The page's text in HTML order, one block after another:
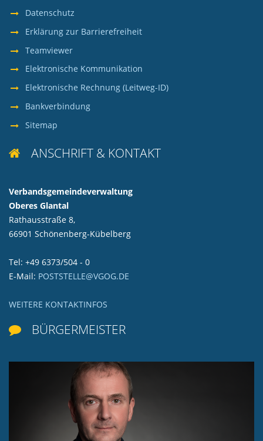
Datenschutz
Erklärung zur Barrierefreiheit
Teamviewer
Elektronische Kommunikation
Elektronische Rechnung (Leitweg-ID)
Bankverbindung
Sitemap
 ANSCHRIFT & KONTAKT
Verbandsgemeindeverwaltung
Oberes Glantal
Rathausstraße 8,
66901 Schönenberg-Kübelberg
Tel: +49 6373/504 - 0
E-Mail: POSTSTELLE@VGOG.DE
WEITERE KONTAKTINFOS
 BÜRGERMEISTER